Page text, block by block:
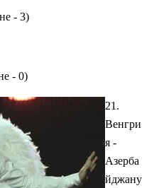
- 3)
- 0)
21.
Венгри
я -
Азерба
йджану